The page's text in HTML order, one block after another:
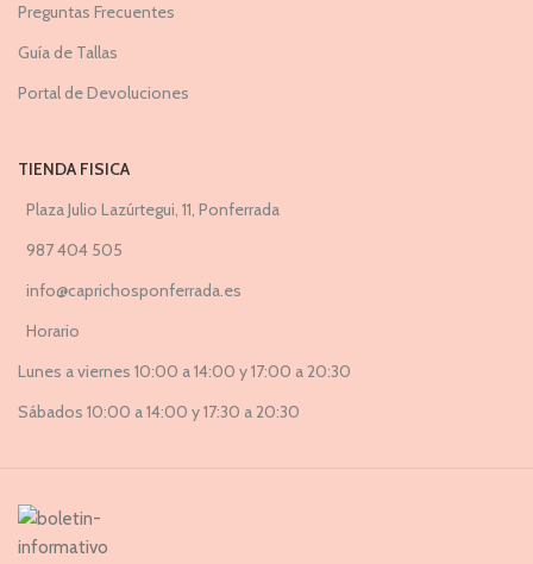
Preguntas Frecuentes
Guía de Tallas
Portal de Devoluciones
TIENDA FISICA
Plaza Julio Lazúrtegui, 11, Ponferrada
987 404 505
info@caprichosponferrada.es
Horario
Lunes a viernes 10:00 a 14:00 y 17:00 a 20:30
Sábados 10:00 a 14:00 y 17:30 a 20:30